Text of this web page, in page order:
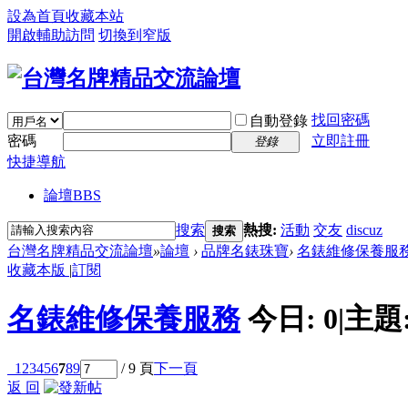
設為首頁收藏本站
開啟輔助訪問 切換到窄版
自動登錄 找回密碼
密碼
登錄
立即註冊
快捷導航
論壇BBS
搜索 搜索 熱搜: 活動 交友 discuz
台灣名牌精品交流論壇»論壇 › 品牌名錶珠寶› 名錶維修保養服
收藏本版 |訂閱
名錶維修保養服務 今日: 0|主
1 23456789 / 9 頁下一頁
返 回